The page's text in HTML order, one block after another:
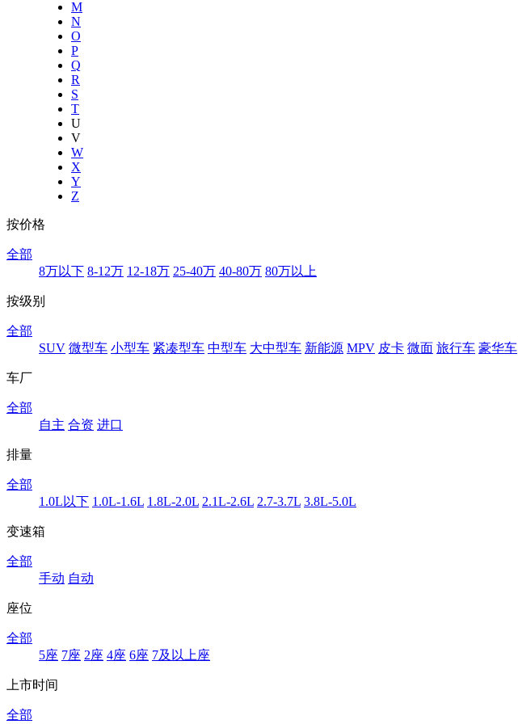
M
N
O
P
Q
R
S
T
U
V
W
X
Y
Z
按价格
全部
8万以下 8-12万 12-18万 25-40万 40-80万 80万以上
按级别
全部
SUV 微型车 小型车 紧凑型车 中型车 大中型车 新能源 MPV 皮卡 微面 旅行车 豪华车
车厂
全部
自主 合资 进口
排量
全部
1.0L以下 1.0L-1.6L 1.8L-2.0L 2.1L-2.6L 2.7-3.7L 3.8L-5.0L
变速箱
全部
手动 自动
座位
全部
5座 7座 2座 4座 6座 7及以上座
上市时间
全部